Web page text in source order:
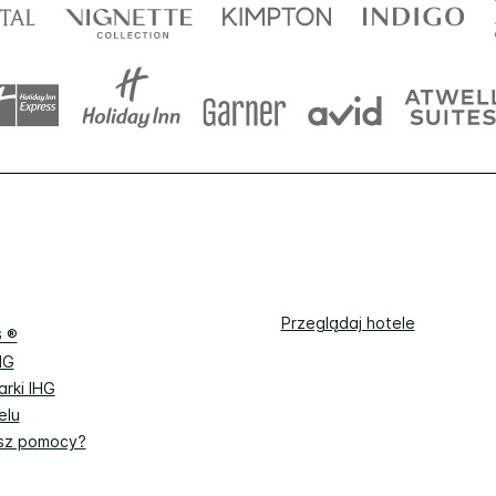
®
IHG
pomocy?
Przeglądaj hotele